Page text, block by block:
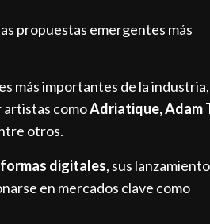
propuestas emergentes más
más importantes de la industria,
artistas comoAdriatique, Adam
otros.
digitales, sus
en mercados clave como